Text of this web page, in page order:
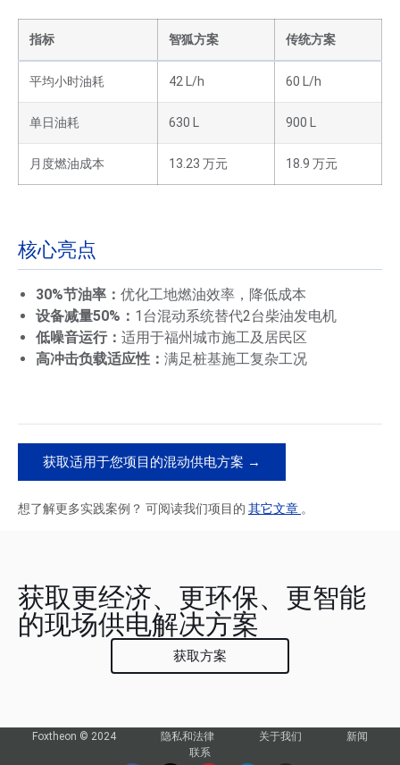
指标 智狐方案 传统方案
平均小时油耗 42 L/h 60 L/h
单日油耗 630 L 900 L
月度燃油成本 13.23 万元 18.9 万元
核心亮点
30%节油率： 优化工地燃油效率，降低成本
设备减量50%： 1台混动系统替代2台柴油发电机
低噪音运行： 适用于福州城市施工及居民区
高冲击负载适应性： 满足桩基施工复杂工况
获取适用于您项目的混动供电方案 →
想了解更多实践案例？ 可阅读我们项目的 其它文章 。
获取更经济、更环保、更智能
的现场供电解决方案
获取方案
Foxtheon © 2024 隐私和法律 关于我们
新闻
联系